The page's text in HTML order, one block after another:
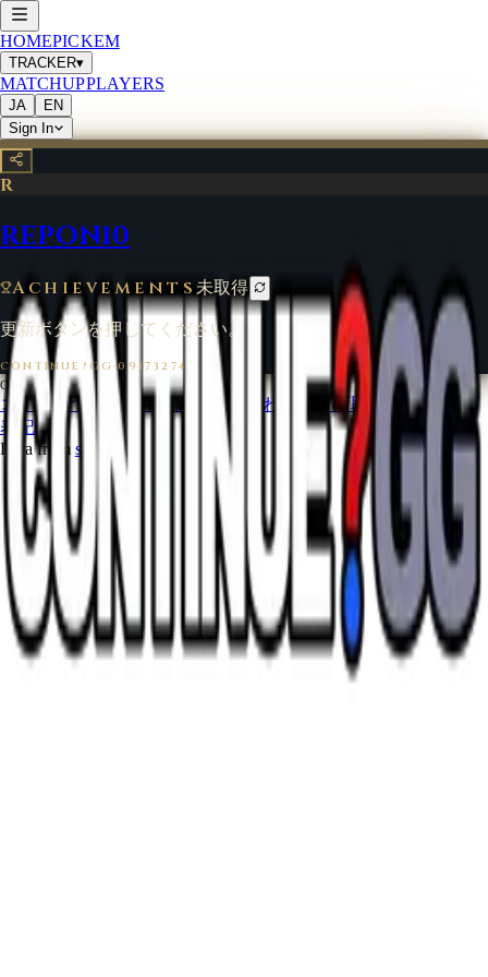
HOMEPICKEM
TRACKER▾
MATCHUPPLAYERS
JA
EN
Sign In
R
REPON10
Achievements未取得
更新ボタンを押してください。
CONTINUE?GG·09173274
CONTINUE?GG ©
2026
コインについて
お問い合わせ
特定商取引法に基づく
表記
Data from start.gg